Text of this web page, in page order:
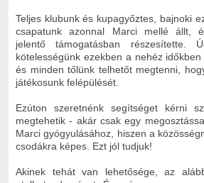
Teljes klubunk és kupagyőztes, bajnoki
csapatunk azonnal Marci mellé állt,
jelentő támogatásban részesítette.
kötelességünk ezekben a nehéz
és minden tőlünk telhetőt megtenni,
játékosunk felépülését.
Ezúton szeretnénk segítséget kérni
megtehetik - akár csak egy
Marci gyógyulásához, hiszen a
csodákra képes. Ezt jól tudjuk!
Akinek tehát van lehetősége, az